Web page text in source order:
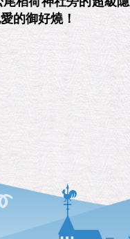
的御好燒！